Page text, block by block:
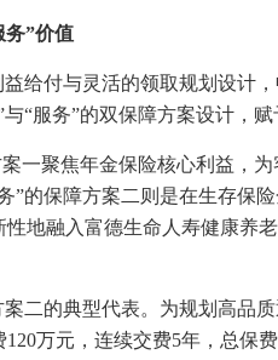
务”价值
给付与灵活的领取规划设计
“服务”的双保障方案设计，
一聚焦年金保险核心利益，
”的保障方案二则是在生存保
地融入富德生命人寿健康养
二的典型代表。为规划高品
万元，连续交费5年，总保